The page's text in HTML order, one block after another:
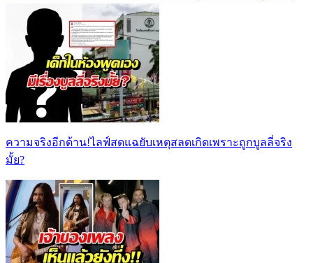
ความจริงอีกด้าน!ไลฟ์สดแฉยับเหตุสลดเกิดเพราะถูกบูลลี่จริง
มั้ย?